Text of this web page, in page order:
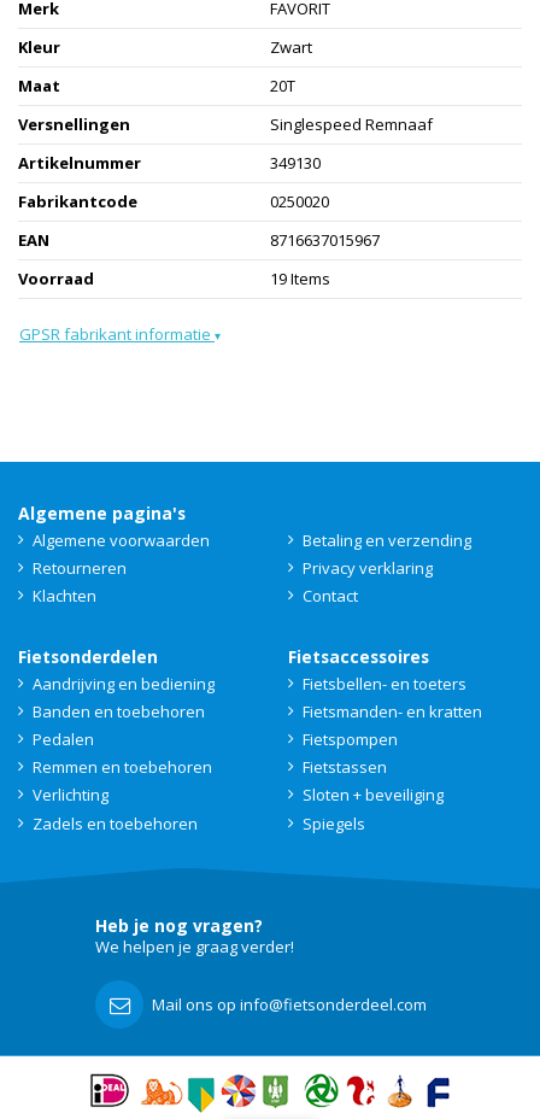
Merk
FAVORIT
Kleur
Zwart
Maat
20T
Versnellingen
Singlespeed Remnaaf
Artikelnummer
349130
Fabrikantcode
0250020
EAN
8716637015967
Voorraad
19 Items
GPSR fabrikant informatie ▾
Algemene pagina's
Algemene voorwaarden
Betaling en verzending
Retourneren
Privacy verklaring
Klachten
Contact
Fietsonderdelen
Aandrijving en bediening
Banden en toebehoren
Pedalen
Remmen en toebehoren
Verlichting
Zadels en toebehoren
Fietsaccessoires
Fietsbellen- en toeters
Fietsmanden- en kratten
Fietspompen
Fietstassen
Sloten + beveiliging
Spiegels
Heb je nog vragen?
We helpen je graag verder!
Mail ons op info@fietsonderdeel.com